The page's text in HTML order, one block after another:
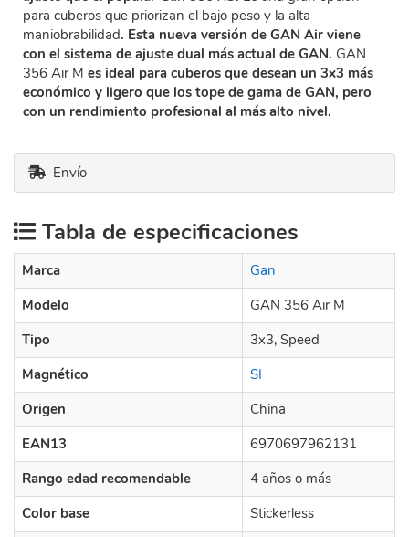
para cuberos que priorizan el bajo peso y la alta
maniobrabilidad. Esta nueva versión de GAN Air viene
con el sistema de ajuste dual más actual de GAN. GAN
356 Air M es ideal para cuberos que desean un 3x3 más
económico y ligero que los tope de gama de GAN, pero
con un rendimiento profesional al más alto nivel.
Envío
Tabla de especificaciones
Marca
Gan
Modelo
GAN 356 Air M
Tipo
3x3, Speed
Magnético
SI
Origen
China
EAN13
6970697962131
Rango edad recomendable
4 años o más
Color base
Stickerless